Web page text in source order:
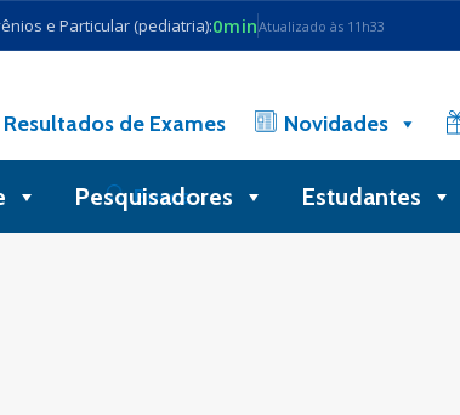
e Particular (pediatria):0minAtualizado às 11h33
Resultados de Exames Novidades
Busca
Pesquisadores Estudantes